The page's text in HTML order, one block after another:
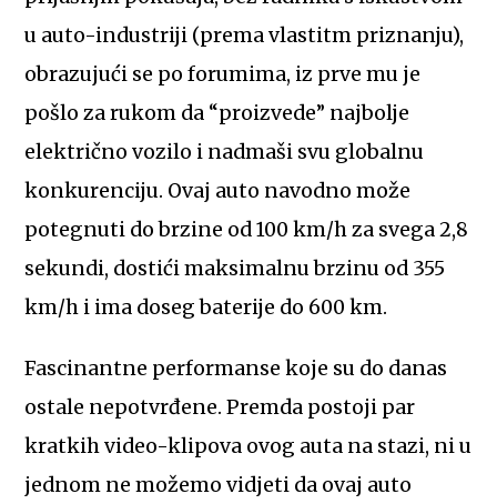
u auto-industriji (prema vlastitm priznanju),
obrazujući se po forumima, iz prve mu je
pošlo za rukom da “proizvede” najbolje
električno vozilo i nadmaši svu globalnu
konkurenciju. Ovaj auto navodno može
potegnuti do brzine od 100 km/h za svega 2,8
sekundi, dostići maksimalnu brzinu od 355
km/h i ima doseg baterije do 600 km.
Fascinantne performanse koje su do danas
ostale nepotvrđene. Premda postoji par
kratkih video-klipova ovog auta na stazi, ni u
jednom ne možemo vidjeti da ovaj auto